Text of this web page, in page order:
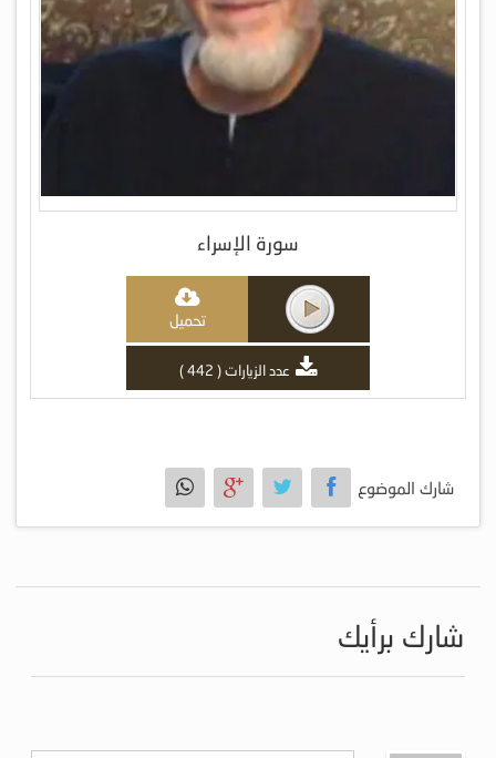
سورة الإسراء
تحميل
عدد الزيارات ( 442 )
شارك الموضوع
شارك برأيك